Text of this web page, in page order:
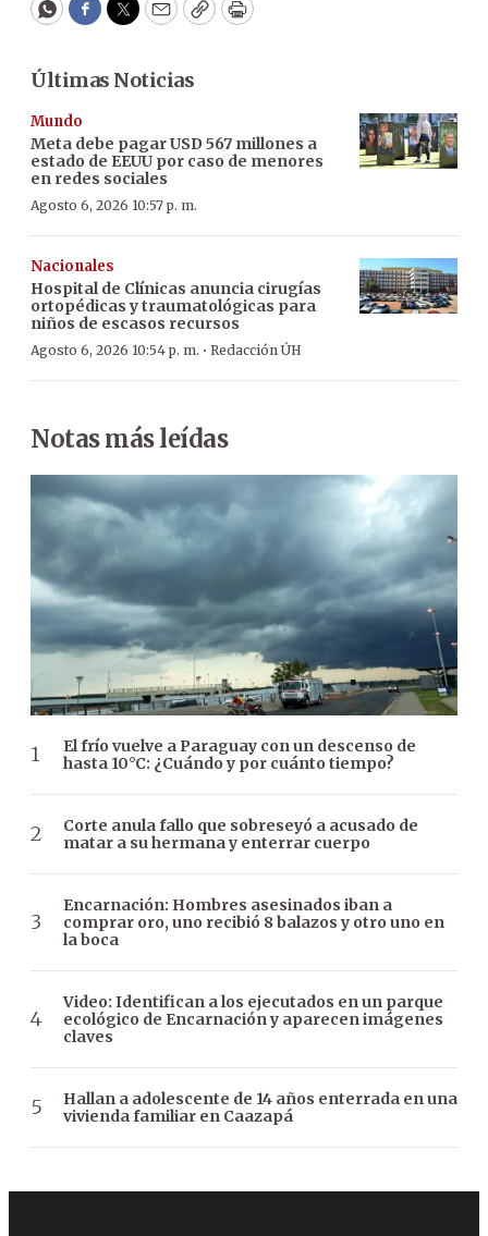
WhatsApp
Facebook
Twitter
EmailCopyPrint
Últimas Noticias
Mundo
Meta debe pagar USD 567 millones a
estado de EEUU por caso de menores
en redes sociales
Agosto 6, 2026 10:57 p. m.
Nacionales
Hospital de Clínicas anuncia cirugías
ortopédicas y traumatológicas para
niños de escasos recursos
Agosto 6, 2026 10:54 p. m. · Redacción ÚH
Notas más leídas
El frío vuelve a Paraguay con un descenso de
hasta 10°C: ¿Cuándo y por cuánto tiempo?
Corte anula fallo que sobreseyó a acusado de
matar a su hermana y enterrar cuerpo
Encarnación: Hombres asesinados iban a
comprar oro, uno recibió 8 balazos y otro uno en
la boca
Video: Identifican a los ejecutados en un parque
ecológico de Encarnación y aparecen imágenes
claves
Hallan a adolescente de 14 años enterrada en una
vivienda familiar en Caazapá